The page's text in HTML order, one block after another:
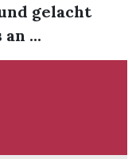
gelacht
...